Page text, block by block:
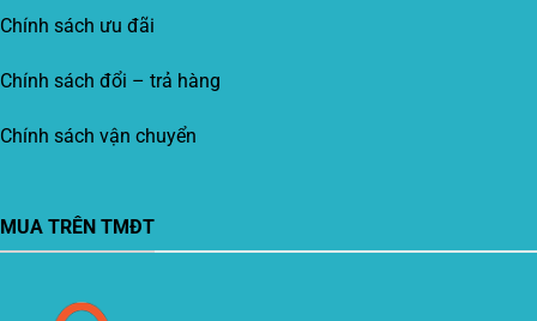
Chính sách ưu đãi
Chính sách đổi – trả hàng
Chính sách vận chuyển
MUA TRÊN TMĐT